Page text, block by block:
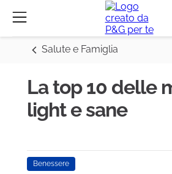
Salute e Famiglia
La top 10 delle
light e sane
Benessere